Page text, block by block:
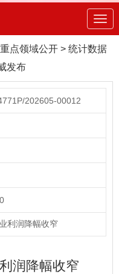
导
航
重点领域公开 > 统计数据
发布
202605-00012
利润降幅收窄
润降幅收窄